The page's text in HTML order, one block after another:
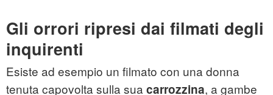
Gli orrori ripresi dai filmati degli
inquirenti
Esiste ad esempio un filmato con una donna
tenuta capovolta sulla sua carrozzina, a gambe